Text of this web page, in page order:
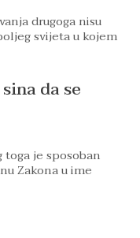
drugoga nisu
svijeta u kojem
da se
je sposoban
Zakona u ime